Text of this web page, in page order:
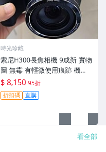
時光珍藏
索尼H300長焦相機 9成新 實物
圖 無霉 有輕微使用痕跡 機身
鏡頭原裝 無拆修無翻新-3430
$ 8,150 95折
折扣碼 直購
看全部